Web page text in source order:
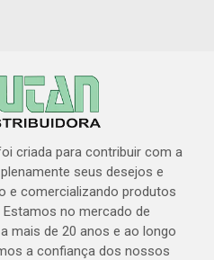
criada para contribuir com a
seus desejos e
e comercializando produtos
Estamos no mercado de
mais de 20 anos e ao longo
a confiança dos nossos